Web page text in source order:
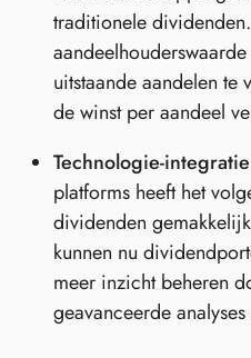
traditionele
uitstaande aandelen
de winst per aandeel
Technologie-
platforms heeft het
dividenden
kunnen nu
meer inzicht beheren
geavanceerde